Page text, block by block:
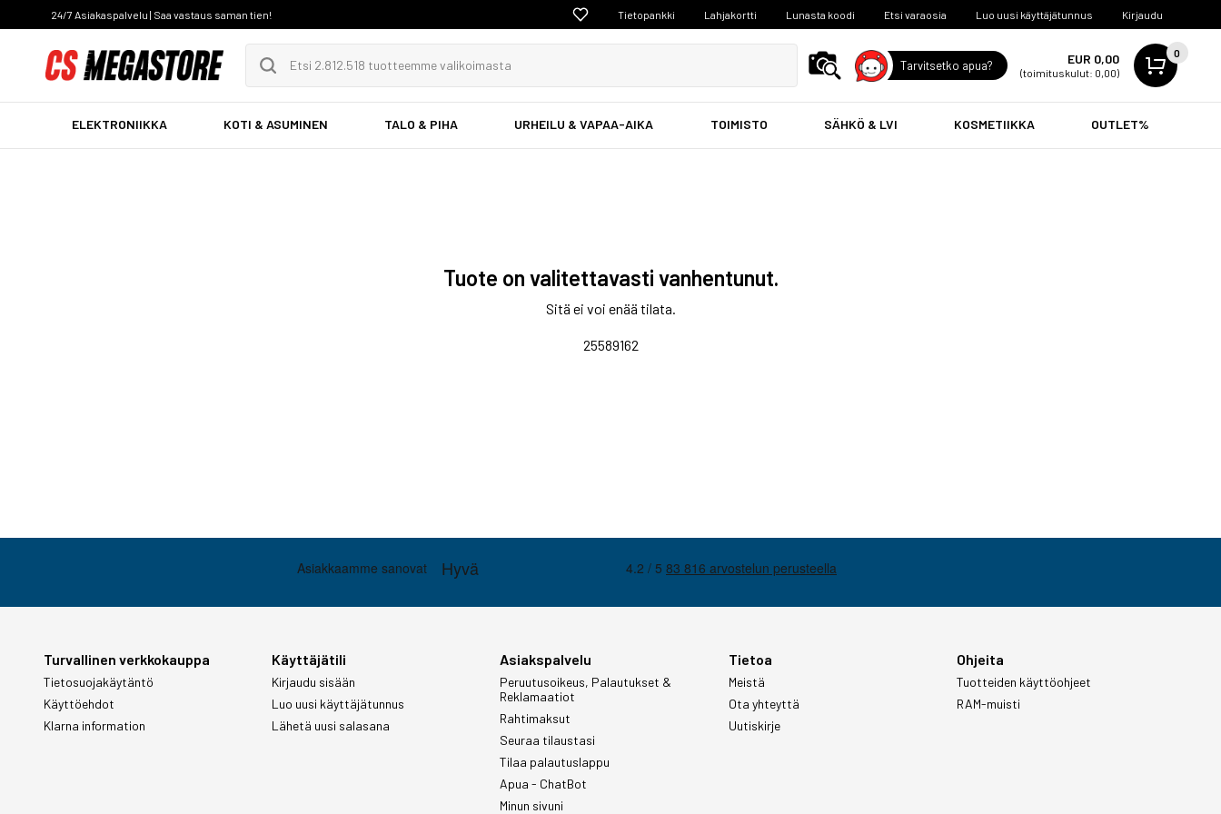
24/7 Asiakaspalvelu | Saa vastaus saman tien! Tietopankki Lahjakortti Lunasta koodi Etsi varaosia Luo uusi käyttäjätunnus Kirjaudu
Tarvitsetko apua? EUR 0,00
(toimituskulut: 0,00)
0
ELEKTRONIIKKA KOTI & ASUMINEN TALO & PIHA URHEILU & VAPAA-AIKA TOIMISTO SÄHKÖ & LVI KOSMETIIKKA OUTLET%
Tuote on valitettavasti vanhentunut.
Sitä ei voi enää tilata.
25589162
Turvallinen verkkokauppa
Tietosuojakäytäntö
Käyttöehdot
Klarna information
Käyttäjätili
Kirjaudu sisään
Luo uusi käyttäjätunnus
Lähetä uusi salasana
Asiakspalvelu
Peruutusoikeus, Palautukset &
Reklamaatiot
Rahtimaksut
Seuraa tilaustasi
Tilaa palautuslappu
Apua - ChatBot
Minun sivuni
Tietoa
Meistä
Ota yhteyttä
Uutiskirje
Ohjeita
Tuotteiden käyttöohjeet
RAM-muisti